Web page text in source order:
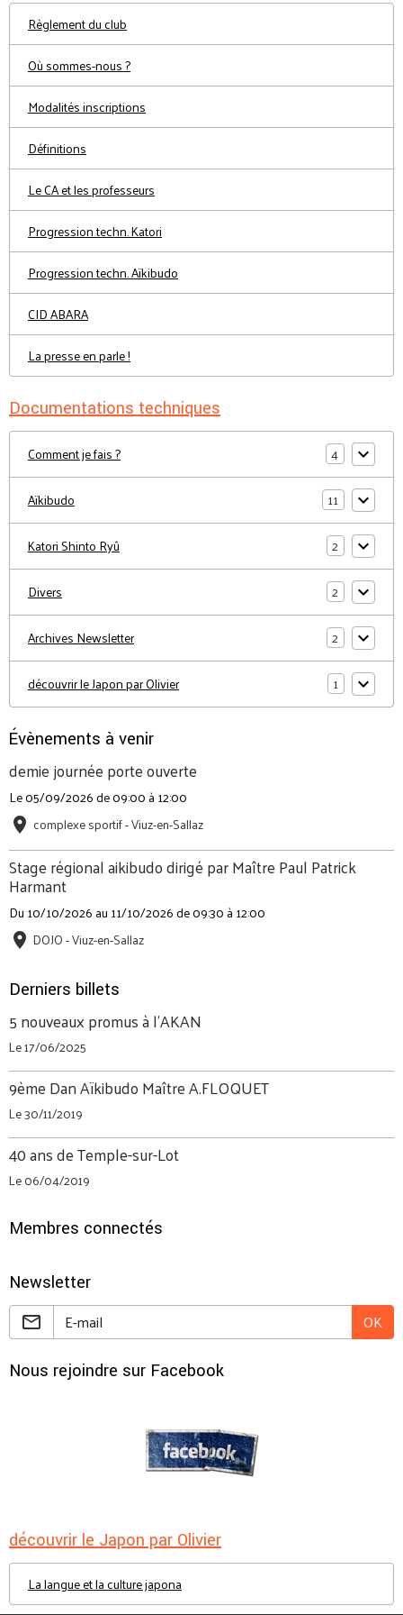
Règlement du club
Où sommes-nous ?
Modalités inscriptions
Définitions
Le CA et les professeurs
Progression techn. Katori
Progression techn. Aïkibudo
CID ABARA
La presse en parle !
Documentations techniques
Comment je fais ? 4
Aïkibudo 11
Katori Shinto Ryû 2
Divers 2
Archives Newsletter 2
découvrir le Japon par Olivier 1
Évènements à venir
demie journée porte ouverte
Le 05/09/2026de 09:00 à 12:00
complexe sportif - Viuz-en-Sallaz
Stage régional aikibudo dirigé par Maître Paul Patrick
Harmant
Du 10/10/2026 au 11/10/2026de 09:30 à 12:00
DOJO - Viuz-en-Sallaz
Derniers billets
5 nouveaux promus à l'AKAN
Le 17/06/2025
9ème Dan Aïkibudo Maître A.FLOQUET
Le 30/11/2019
40 ans de Temple-sur-Lot
Le 06/04/2019
Membres connectés
Newsletter
OK
Nous rejoindre sur Facebook
découvrir le Japon par Olivier
La langue et la culture japona